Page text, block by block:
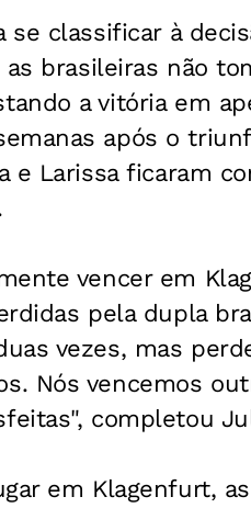
se classificar à
brasileiras não
a vitória em
após o
e Larissa ficaram
vencer em
pela dupla
vezes, mas
Nós vencemos
completou
em Klagenfurt,